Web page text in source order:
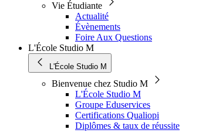
Vie Étudiante
Actualité
Évènements
Foire Aux Questions
L'École Studio M
L'École Studio M
Bienvenue chez Studio M
L'École Studio M
Groupe Eduservices
Certifications Qualiopi
Diplômes & taux de réussite